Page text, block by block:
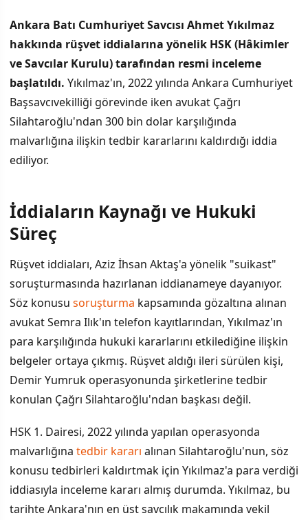
Ankara Batı Cumhuriyet Savcısı Ahmet Yıkılmaz
hakkında rüşvet iddialarına yönelik HSK (Hâkimler
ve Savcılar Kurulu) tarafından resmi inceleme
başlatıldı. Yıkılmaz'ın, 2022 yılında Ankara Cumhuriyet
Başsavcıvekilliği görevinde iken avukat Çağrı
Silahtaroğlu'ndan 300 bin dolar karşılığında
malvarlığına ilişkin tedbir kararlarını kaldırdığı iddia
ediliyor.
İÇINDEKILER
Daha Geniş Bir Kumpas Ağının Parçası
İddiaların Kaynağı ve Hukuki
Süreç
Rüşvet iddiaları, Aziz İhsan Aktaş'a yönelik "suikast"
soruşturmasında hazırlanan iddianameye dayanıyor.
Söz konusu soruşturma kapsamında gözaltına alınan
avukat Semra Ilık'ın telefon kayıtlarından, Yıkılmaz'ın
para karşılığında hukuki kararlarını etkilediğine ilişkin
belgeler ortaya çıkmış. Rüşvet aldığı ileri sürülen kişi,
Demir Yumruk operasyonunda şirketlerine tedbir
konulan Çağrı Silahtaroğlu'ndan başkası değil.
HSK 1. Dairesi, 2022 yılında yapılan operasyonda
malvarlığına tedbir kararı alınan Silahtaroğlu'nun, söz
konusu tedbirleri kaldırtmak için Yıkılmaz'a para verdiği
iddiasıyla inceleme kararı almış durumda. Yıkılmaz, bu
tarihte Ankara'nın en üst savcılık makamında vekil